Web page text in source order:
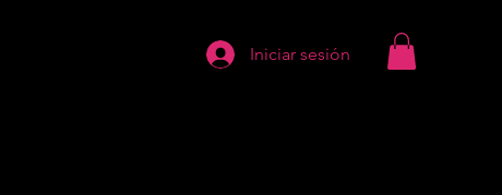
Iniciar sesión